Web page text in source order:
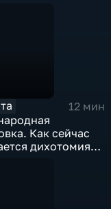
12 мин
Как сейчас
дихотомия